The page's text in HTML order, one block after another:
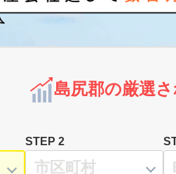
島尻郡の厳選
STEP 2